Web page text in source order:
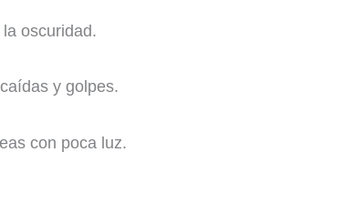
oscuridad.
y golpes.
con poca luz.